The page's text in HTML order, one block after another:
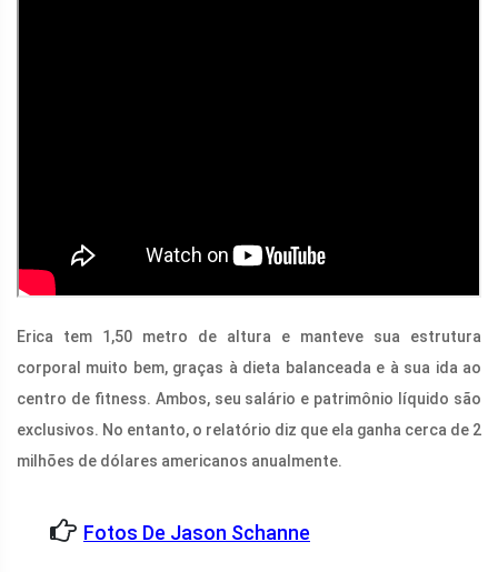
Erica tem 1,50 metro de altura e manteve sua estrutura
corporal muito bem, graças à dieta balanceada e à sua ida ao
centro de fitness. Ambos, seu salário e patrimônio líquido são
exclusivos. No entanto, o relatório diz que ela ganha cerca de 2
milhões de dólares americanos anualmente.
Fotos De Jason Schanne